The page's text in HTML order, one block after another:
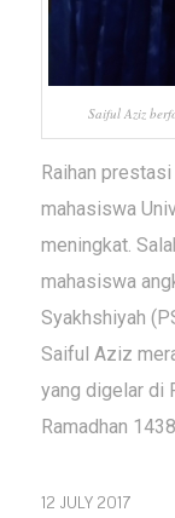
Saiful Aziz
Raihan
mahasiswa
meningkat.
mahasiswa
Syakhshiyah
Saiful Aziz
yang digelar di
Ramadhan
12 JULY 2017